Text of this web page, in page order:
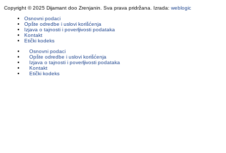
Copyright © 2025 Dijamant doo Zrenjanin. Sva prava pridržana. Izrada: weblogic
Osnovni podaci
Opšte odredbe i uslovi korišćenja
Izjava o tajnosti i poverljivosti podataka
Kontakt
Etički kodeks
Osnovni podaci
Opšte odredbe i uslovi korišćenja
Izjava o tajnosti i poverljivosti podataka
Kontakt
Etički kodeks